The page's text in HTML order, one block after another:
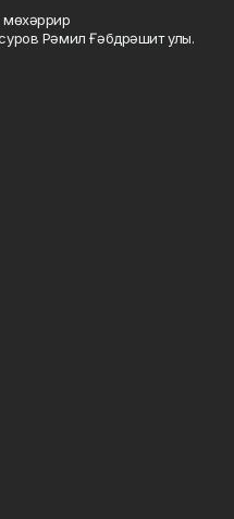
Рәмил Ғәбдрәшит улы.